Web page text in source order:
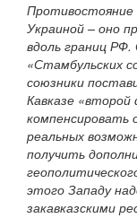
Противостояние
Украиной – оно
вдоль границ
«Стамбульских
союзники
Кавказе
компенсировать
реальных
получить
этого Западу
закавказскими